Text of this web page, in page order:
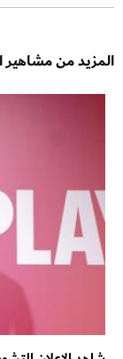
المزيد من مشاهير